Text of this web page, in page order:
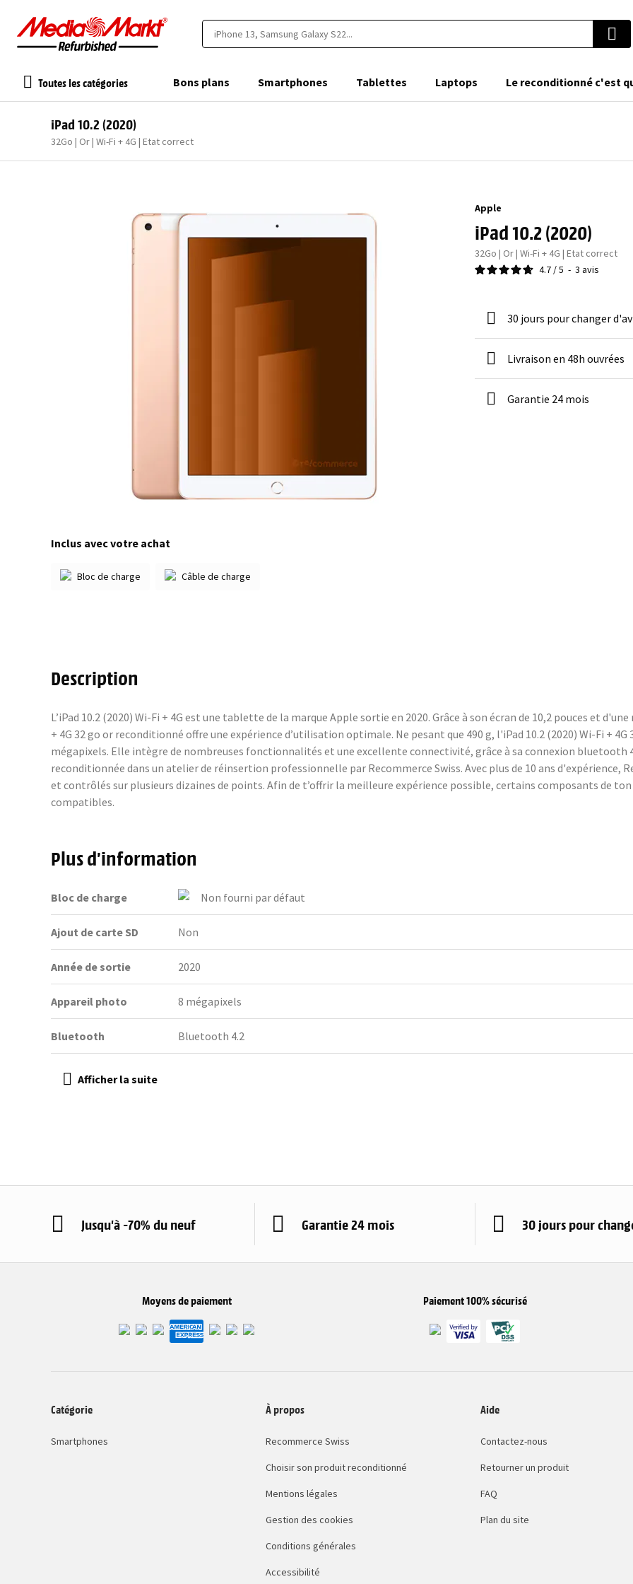
Toutes les catégories Bons plans Smartphones Tablettes Laptops Le reconditionné c'est
iPad 10.2 (2020)
32Go | Or | Wi-Fi + 4G | Etat correct
Apple
iPad 10.2 (2020)
32Go | Or | Wi-Fi + 4G | Etat correct
4.7 /5 - 3 avis
Inclus avec votre achat
Bloc de charge Câble de charge
30 jours pour changer
Livraison en 48h ouvrées
Garantie 24 mois
Description
L’iPad 10.2 (2020) Wi-Fi + 4G est une tablette de la marque Apple sortie en 2020. Grâce à son écran de 10,2 pouces et
+ 4G 32 go or reconditionné offre une expérience d’utilisation optimale. Ne pesant que 490 g, l'iPad 10.2 (2020) Wi-Fi +
mégapixels. Elle intègre de nombreuses fonctionnalités et une excellente connectivité, grâce à sa connexion bluetooth
reconditionnée dans un atelier de réinsertion professionnelle par Recommerce Swiss. Avec plus de 10 ans d'expérience,
et contrôlés sur plusieurs dizaines de points. Afin de t’offrir la meilleure expérience possible, certains composants de
compatibles.
Plus d’information
Bloc de charge Non fourni par défaut
Ajout de carte SD Non
Année de sortie 2020
Appareil photo 8 mégapixels
Bluetooth Bluetooth 4.2
Jusqu'à -70% du neuf Garantie 24 mois 30 jours pour
Moyens de paiement Paiement 100% sécurisé
Catégorie
Smartphones
À propos
Recommerce Swiss
Choisir son produit reconditionné
Mentions légales
Gestion des cookies
Conditions générales
Accessibilité
Aide
Contactez-nous
Retourner un produit
FAQ
Plan du site